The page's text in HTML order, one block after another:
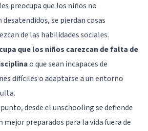
preocupa que los niños no
se pierdan cosas
de las habilidades sociales.
que los niños carezcan de falta de
o que sean incapaces de
difíciles o adaptarse a un entorno
desde el unschooling se defiende
mejor preparados para la vida fuera de